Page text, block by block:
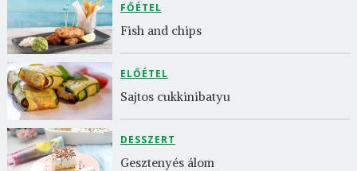
FŐÉTEL
Fish and chips
ELŐÉTEL
Sajtos cukkinibatyu
DESSZERT
Gesztenyés álom